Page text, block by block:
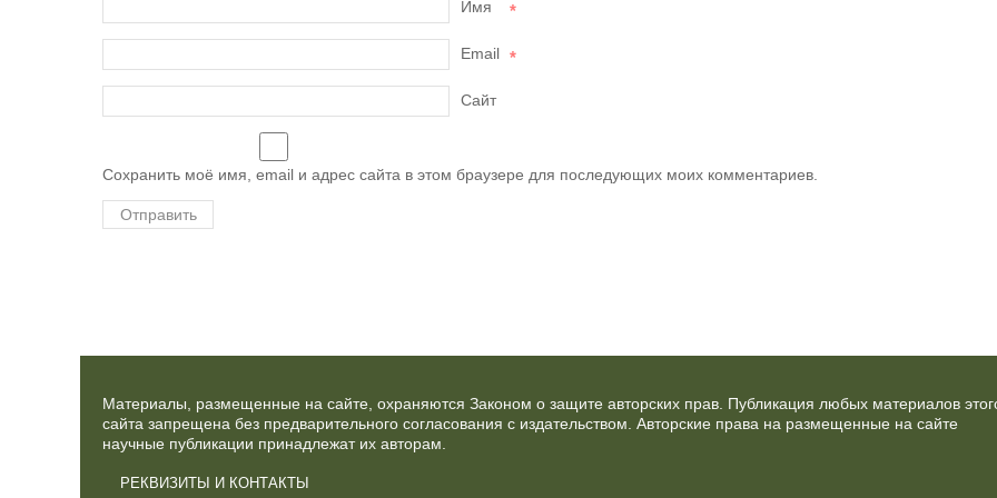
Имя *
Email *
Сайт
Сохранить моё имя, email и адрес сайта в этом браузере для последующих моих комментариев.
Материалы, размещенные на сайте, охраняются Законом о защите авторских прав. Публикация любых материалов
сайта запрещена без предварительного согласования с издательством. Авторские права на размещенные на сайте
научные публикации принадлежат их авторам.
РЕКВИЗИТЫ И КОНТАКТЫ